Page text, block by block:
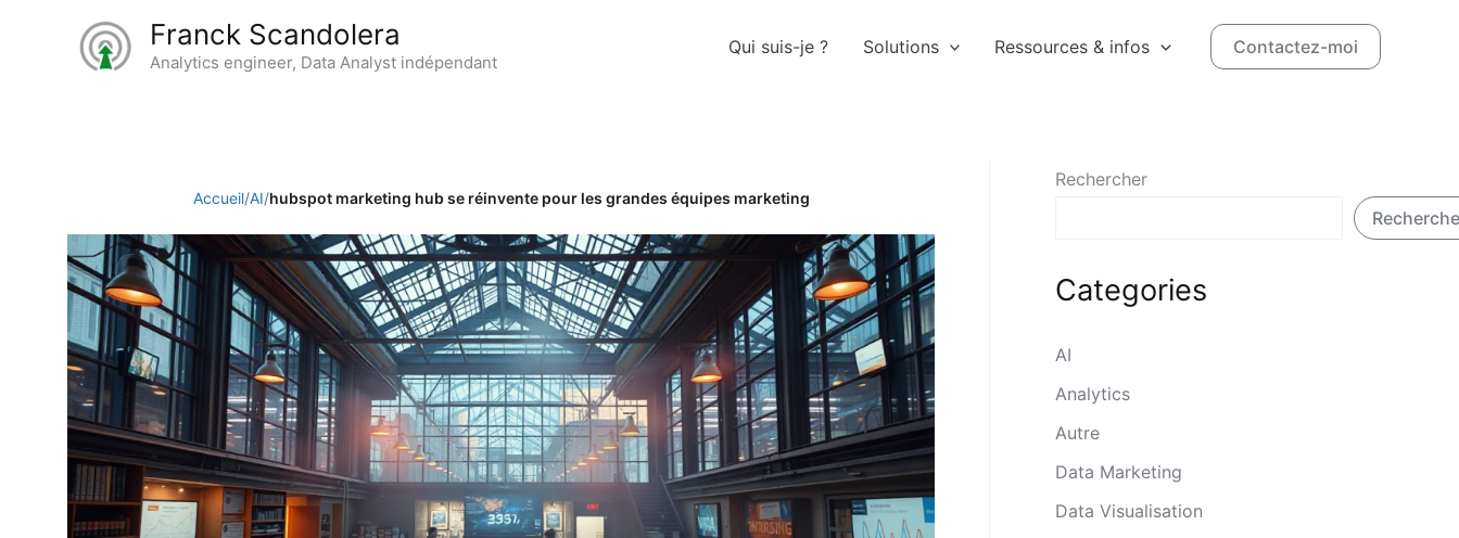
Franck Scandolera
Analytics engineer, Data Analyst indépendant
Qui suis-je ? Solutions Ressources & infos Contactez-moi
Accueil/AI/hubspot marketing hub se réinvente pour les grandes équipes marketing
Rechercher
Categories
AI
Analytics
Autre
Data Marketing
Data Visualisation